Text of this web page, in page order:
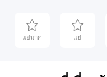
แย่มาก แย่